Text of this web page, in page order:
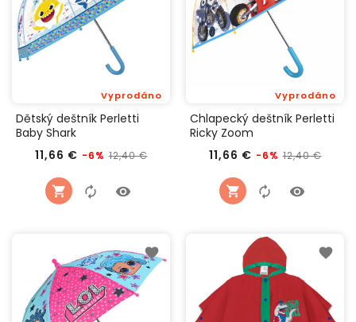
Dětský deštník Perletti
Baby Shark
11,66 € Běžná
-6% 12,40 €
Vyprodáno
Cena
Chlapecký deštník Perletti
Ricky Zoom
11,66 € Běžná
-6% 12,40 €
Vyprodáno
Cena